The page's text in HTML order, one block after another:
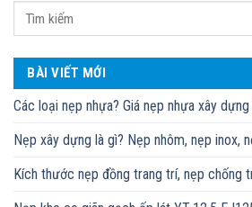
BÀI VIẾT MỚI
Các loại nẹp nhựa? Giá nẹp nhựa xây
Nẹp xây dựng là gì? Nẹp nhôm, nẹp inox,
Kích thước nẹp đồng trang trí, nẹp chống